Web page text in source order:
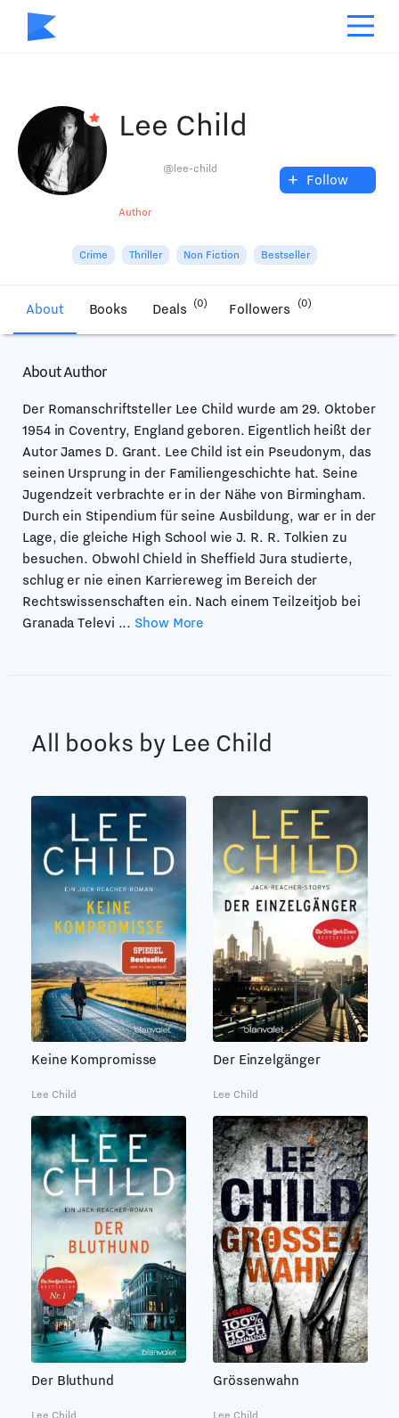
Lee Child
Author
@lee-child + Follow
Crime Thriller Non Fiction Bestseller
About Books Deals (0) Followers (0)
About Author
Der Romanschriftsteller Lee Child wurde am 29. Oktober
1954 in Coventry, England geboren. Eigentlich heißt der
Autor James D. Grant. Lee Child ist ein Pseudonym, das
seinen Ursprung in der Familiengeschichte hat. Seine
Jugendzeit verbrachte er in der Nähe von Birmingham.
Durch ein Stipendium für seine Ausbildung, war er in der
Lage, die gleiche High School wie J. R. R. Tolkien zu
besuchen. Obwohl Chield in Sheffield Jura studierte,
schlug er nie einen Karriereweg im Bereich der
Rechtswissenschaften ein. Nach einem Teilzeitjob bei
Granada Televi ... Show More
All books by Lee Child
Keine Kompromisse
Lee Child
Der Einzelgänger
Lee Child
Der Bluthund
Lee Child
Grössenwahn
Lee Child